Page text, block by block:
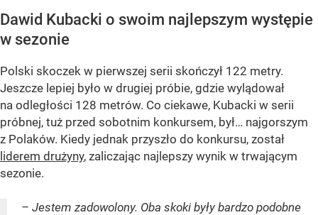
Dawid Kubacki o swoim najlepszym występie
w sezonie
Polski skoczek w pierwszej serii skończył 122 metry.
Jeszcze lepiej było w drugiej próbie, gdzie wylądował
na odległości 128 metrów. Co ciekawe, Kubacki w serii
próbnej, tuż przed sobotnim konkursem, był… najgorszym
z Polaków. Kiedy jednak przyszło do konkursu, został
liderem drużyny, zaliczając najlepszy wynik w trwającym
sezonie.
– Jestem zadowolony. Oba skoki były bardzo podobne